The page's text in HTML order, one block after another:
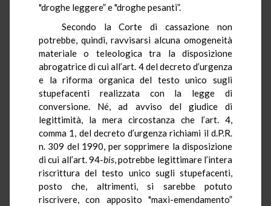
"droghe leggere” e "droghe pesanti”.
Secondo la Corte di cassazione non
potrebbe, quindi, ravvisarsi alcuna omogeneità
materiale o teleologica tra la disposizione
abrogatricedi cui all’art. 4 del decreto d’urgenza
e la riforma organica del testo unico sugli
stupefacenti realizzata con la legge di
conversione. Né, ad avviso del giudice di
legittimità, la mera circostanza che l’art. 4,
comma 1, del decreto d’urgenza richiami il d.P.R.
n. 309 del 1990, per sopprimere la disposizione
di cui all’art. 94-bis, potrebbe legittimare l’intera
riscrittura del testo unico sugli stupefacenti,
posto che, altrimenti, si sarebbe potuto
riscrivere, con apposito "maxi-emendamento”